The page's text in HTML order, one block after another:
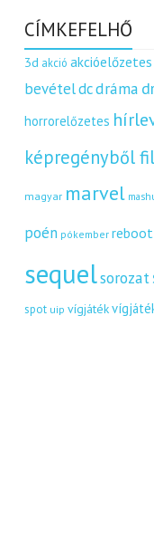
CÍMKEFELHŐ
3d akció akcióelőzetes
bevételdcdráma
horrorelőzetes
képregényből
magyar marvel
poén pókember reboot
sequelsorozat
spot uip vígjáték